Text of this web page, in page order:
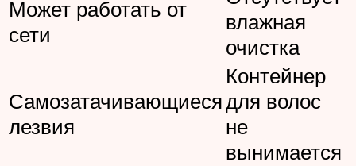
Может работать от
сети
влажная
очистка
Самозатачивающиеся
лезвия
Контейнер
для волос
не
вынимается